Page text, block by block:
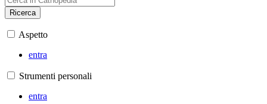
Ricerca
Aspetto
entra
Strumenti personali
entra